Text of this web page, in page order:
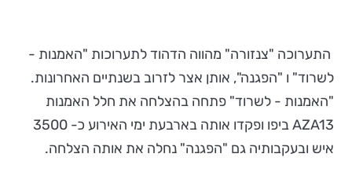
התערוכה "צנזורה" מהווה הדהוד לתערוכות "האמנות -
לשרוד" ו "הפגנה", אותן אצר לזרוב בשנתיים האחרונות.
"האמנות - לשרוד" פתחה בהצלחה את חלל האמנות
AZA13 ביפו ופקדו אותה בארבעת ימי האירוע כ- 3500
איש ובעקבותיה גם "הפגנה" נחלה את אותה הצלחה.